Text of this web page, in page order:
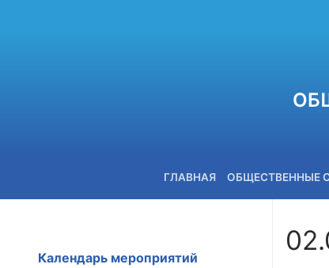
ГЛАВНАЯ ОБЩЕСТВЕННЫЕ
Календарь мероприятий